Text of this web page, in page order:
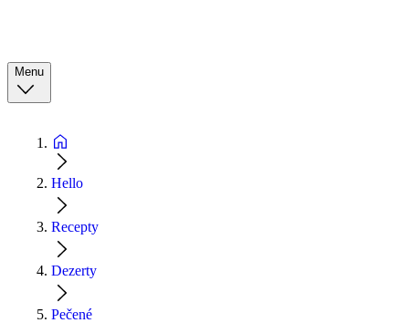
Menu
Hello
Recepty
Dezerty
Pečené